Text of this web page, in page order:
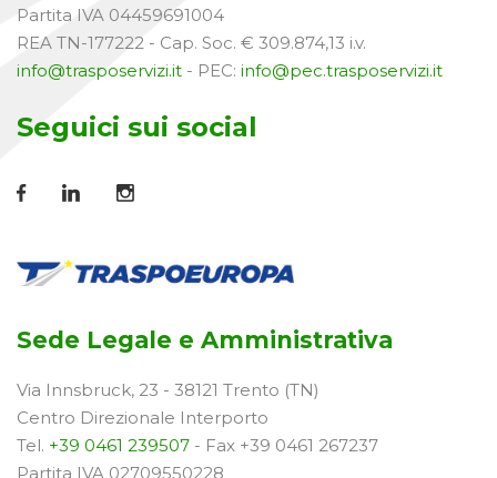
Partita IVA 04459691004
REA TN-177222 - Cap. Soc. € 309.874,13 i.v.
info@trasposervizi.it - PEC: info@pec.trasposervizi.it
Seguici sui social
Sede Legale e Amministrativa
Via Innsbruck, 23 - 38121 Trento (TN)
Centro Direzionale Interporto
Tel. +39 0461 239507 - Fax +39 0461 267237
Partita IVA 02709550228